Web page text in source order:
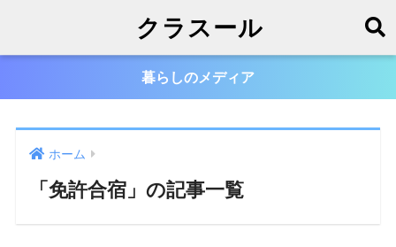
クラスール
暮らしのメディア
ホーム
「免許合宿」の記事一覧